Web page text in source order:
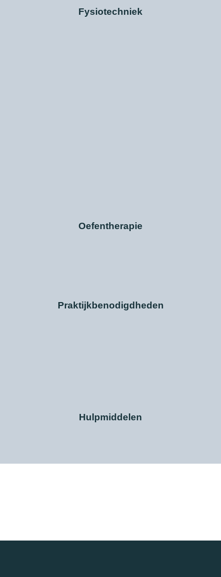
Fysiotechniek
Oefentherapie
Praktijkbenodigdheden
Hulpmiddelen